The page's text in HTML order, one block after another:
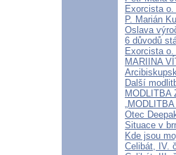
Exorcista
P. Marián
Oslava
6 důvodů
Exorcista
MARIINA
Další
MODLITBA
Otec
Situace v
Kde jsou
Celibát, IV.